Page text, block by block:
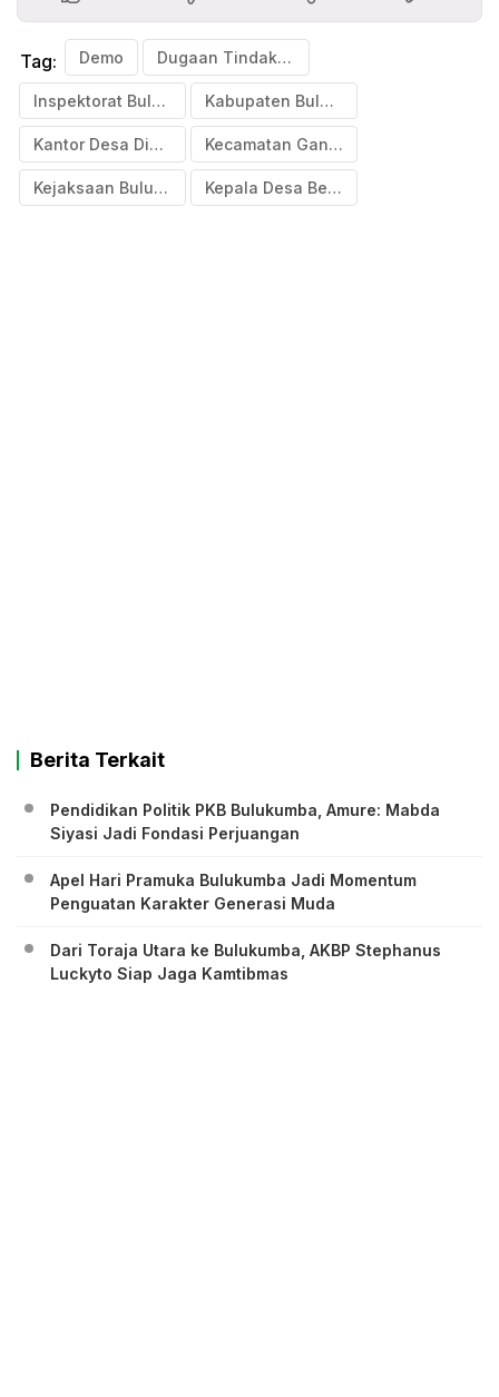
Tag: Demo Dugaan Tindakan Korupsi
Inspektorat Bulukumba Kabupaten Bulukumba
Kantor Desa Disegel Kecamatan Gantarang
Kejaksaan Bulukumba Kepala Desa Benteng Malewang
Berita Terkait
Pendidikan Politik PKB Bulukumba, Amure: Mabda
Siyasi Jadi Fondasi Perjuangan
Apel Hari Pramuka Bulukumba Jadi Momentum
Penguatan Karakter Generasi Muda
Dari Toraja Utara ke Bulukumba, AKBP Stephanus
Luckyto Siap Jaga Kamtibmas